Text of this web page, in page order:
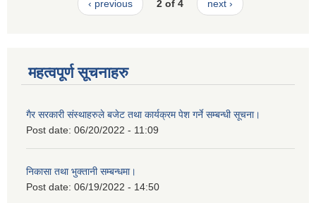
‹ previous 2 of 4 next ›
महत्वपूर्ण सूचनाहरु
गैर सरकारी संस्थाहरुले बजेट तथा कार्यक्रम पेश गर्ने सम्बन्धी सूचना।
Post date: 06/20/2022 - 11:09
निकासा तथा भुक्तानी सम्बन्धमा।
Post date: 06/19/2022 - 14:50